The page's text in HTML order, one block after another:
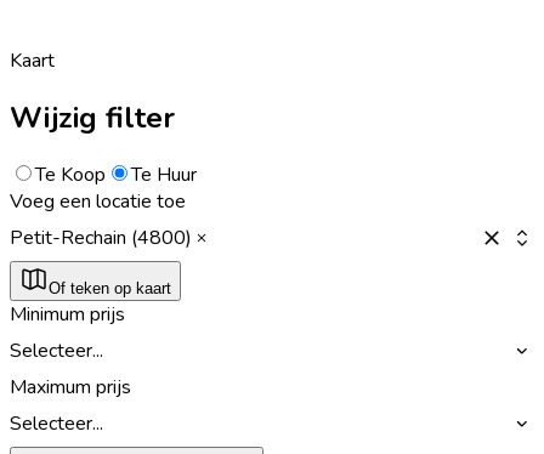
Kaart
Wijzig filter
Te Koop
Te Huur
Voeg een locatie toe
Petit-Rechain (4800)
Of teken op kaart
Minimum prijs
Selecteer...
Maximum prijs
Selecteer...